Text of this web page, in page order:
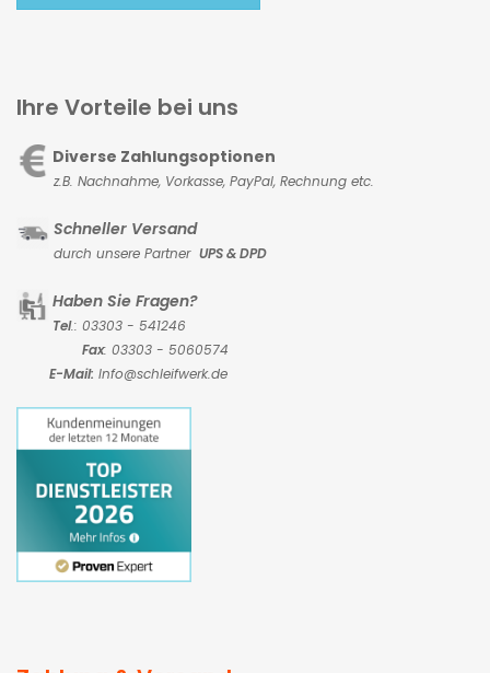
Ihre Vorteile bei uns
Diverse Zahlungsoptionen
z.B. Nachnahme, Vorkasse, PayPal, Rechnung etc.
Schneller Versand
durch unsere Partner UPS & DPD
Haben Sie Fragen?
Tel.: 03303 - 541246
Fax: 03303 - 5060574
E-Mail: Info@schleifwerk.de